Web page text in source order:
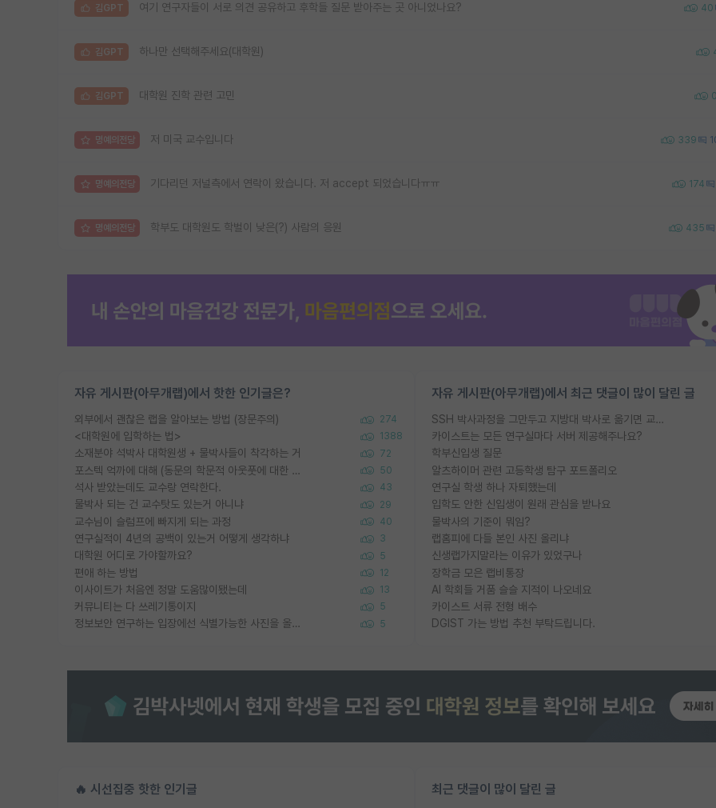
김GPT 여기 연구자들이 서로 의견 공유하고 후학들 질문 받아주는 곳 아니었나요? 40
김GPT 하나만 선택해주세요(대학원)
김GPT 대학원 진학 관련 고민
명예의전당 저 미국 교수입니다 339
명예의전당 기다리던 저널측에서 연락이 왔습니다. 저 accept 되었습니다ㅠㅠ 174
명예의전당 학부도 대학원도 학벌이 낮은(?) 사람의 응원 435
자유 게시판(아무개랩)에서 핫한 인기글은?
외부에서 괜찮은 랩을 알아보는 방법 (장문주의) 274
<대학원에 입학하는 법> 1388
소재분야 석박사 대학원생 + 물박사들이 착각하는 거 72
포스텍 억까에 대해 (동문의 학문적 아웃풋에 대한 반박) 50
석사 받았는데도 교수랑 연락한다. 43
물박사 되는 건 교수탓도 있는거 아니냐 29
교수님이 슬럼프에 빠지게 되는 과정 40
연구실적이 4년의 공백이 있는거 어떻게 생각하냐 3
대학원 어디로 가야할까요? 5
편애 하는 방법 12
이사이트가 처음엔 정말 도움많이됐는데 13
커뮤니티는 다 쓰레기통이지 5
정보보안 연구하는 입장에선 식별가능한 사진을 올리는건 비추이긴함 5
자유 게시판(아무개랩)에서 최근 댓글이 많이 달린 글
SSH 박사과정을 그만두고 지방대 박사로 옮기면 교수의 꿈은 끝일까요?
카이스트는 모든 연구실마다 서버 제공해주나요?
학부신입생 질문
알츠하이머 관련 고등학생 탐구 포트폴리오
연구실 학생 하나 자퇴했는데
입학도 안한 신입생이 원래 관심을 받나요
물박사의 기준이 뭐임?
랩홈피에 다들 본인 사진 올리냐
신생랩가지말라는 이유가 있었구나
장학금 모은 랩비통장
AI 학회들 거품 슬슬 지적이 나오네요
카이스트 서류 전형 배수
DGIST 가는 방법 추천 부탁드립니다.
🔥 시선집중 핫한 인기글 최근 댓글이 많이 달린 글